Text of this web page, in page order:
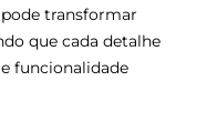
transformar
que cada detalhe
funcionalidade